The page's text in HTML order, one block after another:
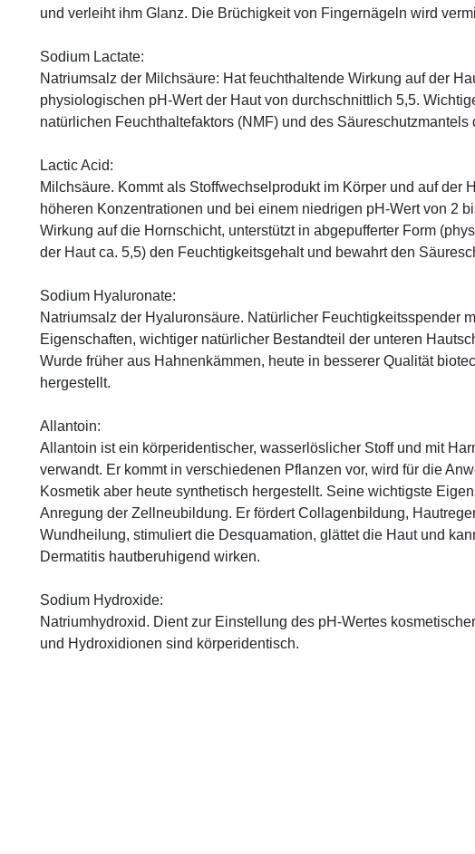
und verleiht ihm Glanz. Die Brüchigkeit von Fingernägeln wird
Sodium Lactate:
Natriumsalz der Milchsäure: Hat feuchthaltende Wirkung auf der
physiologischen pH-Wert der Haut von durchschnittlich 5,5.
natürlichen Feuchthaltefaktors (NMF) und des Säureschutzmantels
Lactic Acid:
Milchsäure. Kommt als Stoffwechselprodukt im Körper und auf der
höheren Konzentrationen und bei einem niedrigen pH-Wert von 2
Wirkung auf die Hornschicht, unterstützt in abgepufferter Form
der Haut ca. 5,5) den Feuchtigkeitsgehalt und bewahrt den
Sodium Hyaluronate:
Natriumsalz der Hyaluronsäure. Natürlicher Feuchtigkeitsspender
Eigenschaften, wichtiger natürlicher Bestandteil der unteren
Wurde früher aus Hahnenkämmen, heute in besserer Qualität
hergestellt.
Allantoin:
Allantoin ist ein körperidentischer, wasserlöslicher Stoff und mit
verwandt. Er kommt in verschiedenen Pflanzen vor, wird für die
Kosmetik aber heute synthetisch hergestellt. Seine wichtigste
Anregung der Zellneubildung. Er fördert Collagenbildung,
Wundheilung, stimuliert die Desquamation, glättet die Haut und
Dermatitis hautberuhigend wirken.
Sodium Hydroxide:
Natriumhydroxid. Dient zur Einstellung des pH-Wertes
und Hydroxidionen sind körperidentisch.